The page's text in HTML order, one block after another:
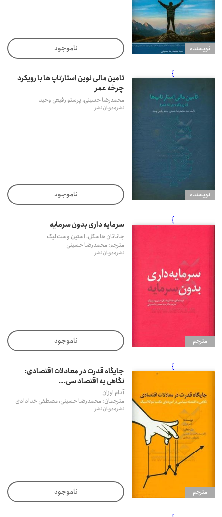
نويسنده ناموجود
نويسنده
}
تامین مالی نوین استارتاپ ها با رویکرد
چرخه عمر
محمدرضا حسینی، پرستو رفیعی وحید
نشر مهربان نشر
ناموجود
مترجم
} سرمایه داری بدون سرمایه
جاناتان هاسکل، استین وست لیک
مترجم: محمدرضا حسینی
نشر مهربان نشر
ناموجود
مترجم
}
جایگاه قدرت در معادلات اقتصادی:
نگاهی به اقتصاد سی...
آدام اوزان
مترجمان: محمدرضا حسینی، مصطفی خدادادی
نشر مهربان نشر
ناموجود